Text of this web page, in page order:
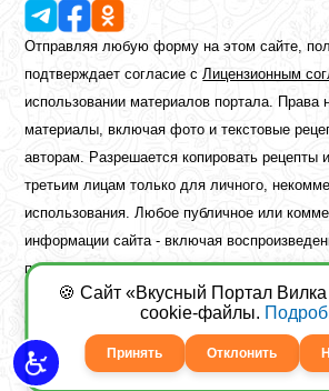
Отправляя любую форму на этом сайте,
подтверждает согласие сЛицензионным
использовании материалов портала. Права
материалы, включая фото и текстовые
авторам. Разрешается копировать рецепты
третьим лицам только для личного,
использования. Любое публичное или
информации сайта - включая
публикацию или обработку - возможно лишь
предварительного письменного разрешения
Copyright ©2026 Вкусный Портал
Сайт построенfreebrush.net
🍪 Сайт «Вкусный Портал Вилка
cookie-файлы.
Принять Отклонить